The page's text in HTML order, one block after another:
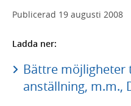
Publicerad 19 augusti 2008
Ladda ner:
Bättre möjligheter
anställning, m.m.,